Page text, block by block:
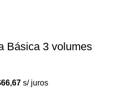
Básica 3 volumes
66,67 s/ juros